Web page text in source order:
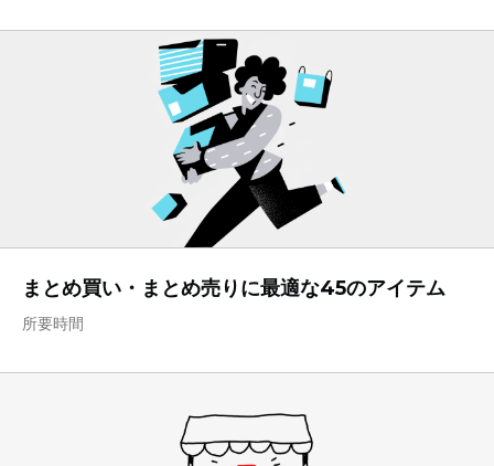
まとめ買い・まとめ売りに最適な45のアイテム
所要時間